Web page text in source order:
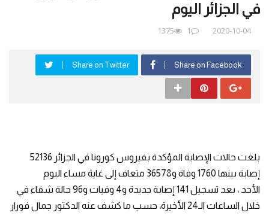
في الجزائر اليوم
2020-10-04
1
1375
Share on Facebook
Share on Twitter
بلغت حالات الإصابة المؤكدة بفيروس كورونا في الجزائر 52136
إصابة بينها 1760 وفاة و36578 متعاف إلى غاية مساء اليوم
الأحد ، بعد تسجيل 141 إصابة جديدة و4 وفيات و96 حالة شفاء في
خلال الساعات الـ24 الأخيرة، حسب ما كشف عنه الدكتور جمال فورار